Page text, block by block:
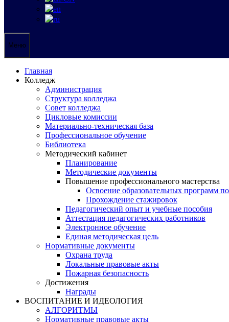
Меню
Главная
Колледж
Администрация
Структура колледжа
Совет колледжа
Цикловые комиссии
Материально-техническая база
Профессиональное обучение
Библиотека
Методический кабинет
Планирование
Методические документы
Повышение профессионального мастерства
Освоение образовательных программ
Прохождение стажировок
Педагогический опыт и учебные пособия
Аттестация педагогических работников
Электронное обучение
Единая методическая цель
Нормативные документы
Охрана труда
Локальные правовые акты
Пожарная безопасность
Достижения
Награды
ВОСПИТАНИЕ И ИДЕОЛОГИЯ
АЛГОРИТМЫ
Нормативные правовые акты